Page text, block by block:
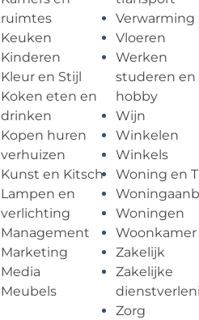
ruimtes
Keuken
Kinderen
Kleur en Stijl
Koken eten en
drinken
Kopen huren
verhuizen
Kunst en Kitsch
Lampen en
verlichting
Management
Marketing
Media
Meubels
Verwarming
Vloeren
Werken
studeren en
hobby
Wijn
Winkelen
Winkels
Woning en
Woningen
Woonkamer
Zakelijk
Zakelijke
Zorg